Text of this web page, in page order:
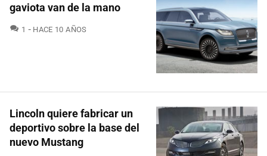
gaviota van de la mano
1 COMENTARIOS
HACE 10 AÑOS
Lincoln quiere fabricar un
deportivo sobre la base del
nuevo Mustang